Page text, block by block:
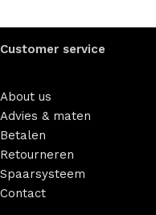
Customer service
About us
Advies & maten
Betalen
Retourneren
Spaarsysteem
Contact